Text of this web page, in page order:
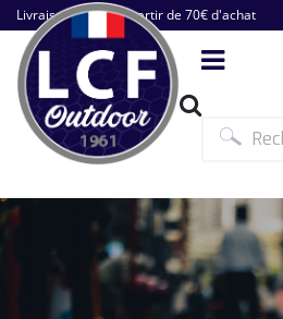
Livraison offerte à partir de 70€ d'achat